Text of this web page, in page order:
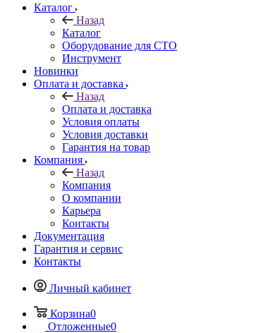
Каталог
Назад
Каталог
Оборудование для СТО
Инструмент
Новинки
Оплата и доставка
Назад
Оплата и доставка
Условия оплаты
Условия доставки
Гарантия на товар
Компания
Назад
Компания
О компании
Карьера
Контакты
Документация
Гарантия и сервис
Контакты
Личный кабинет
Корзина0
Отложенные0